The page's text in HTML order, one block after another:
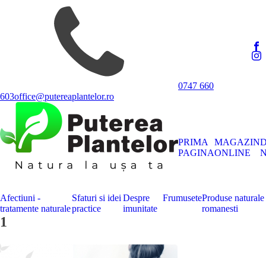
0747 660
603office@putereaplantelor.ro
PRIMA
PAGINA
MAGAZIN
ONLINE
Afectiuni -
tratamente naturale
Sfaturi si idei
practice
Despre
imunitate
FrumuseteProduse naturale
romanesti
1